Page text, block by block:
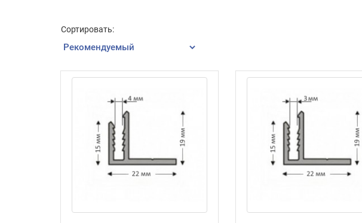
Сортировать: